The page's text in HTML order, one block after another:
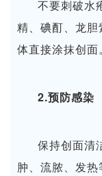
不要刺破水疱
精、碘酊、龙
体直接涂抹创面。
2.预防感染
保持创面清
肿、流脓、发热